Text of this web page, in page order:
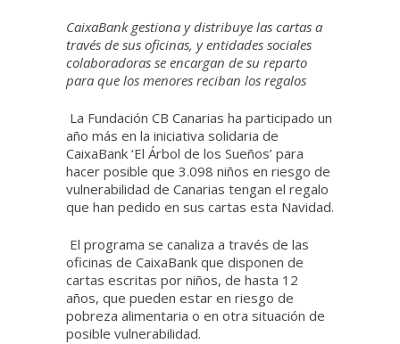
CaixaBank gestiona y distribuye las cartas a
través de sus oficinas, y entidades sociales
colaboradoras se encargan de su reparto
para que los menores reciban los regalos
La Fundación CB Canarias ha participado un
año más en la iniciativa solidaria de
CaixaBank ‘El Árbol de los Sueños’ para
hacer posible que 3.098 niños en riesgo de
vulnerabilidad de Canarias tengan el regalo
que han pedido en sus cartas esta Navidad.
El programa se canaliza a través de las
oficinas de CaixaBank que disponen de
cartas escritas por niños, de hasta 12
años, que pueden estar en riesgo de
pobreza alimentaria o en otra situación de
posible vulnerabilidad.